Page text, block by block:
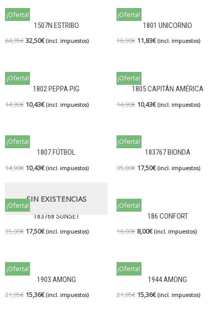
¡Oferta!
1507N ESTRIBO
64,95€32,50€ (incl. impuestos)
¡Oferta!
1801 UNICORNIO
16,90€ 11,83€ (incl. impuestos)
¡Oferta!
1802 PEPPA PIG
14,90€ 10,43€ (incl. impuestos)
¡Oferta!
1805 CAPITÁN AMÉRICA
14,90€ 10,43€ (incl. impuestos)
¡Oferta!
1807 FÚTBOL
14,90€ 10,43€ (incl. impuestos)
¡Oferta!
183767 BIONDA
35,00€ 17,50€ (incl. impuestos)
SIN EXISTENCIAS
¡Oferta!
183768 SUNSET
35,00€ 17,50€ (incl. impuestos)
¡Oferta!
186 CONFORT
16,00€ 8,00€ (incl. impuestos)
¡Oferta!
1903 AMONG
21,95€ 15,36€ (incl. impuestos)
¡Oferta!
1944 AMONG
21,95€ 15,36€ (incl. impuestos)